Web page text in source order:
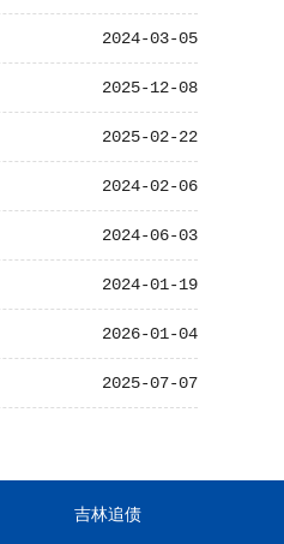
2024-03-05
2025-12-08
2025-02-22
2024-02-06
2024-06-03
2024-01-19
2026-01-04
2025-07-07
吉林追债